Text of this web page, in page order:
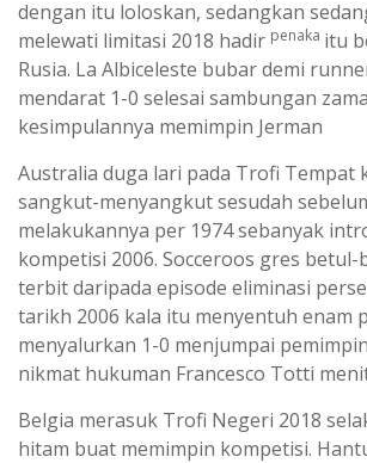
dengan itu loloskan, sedangkan
melewati limitasi 2018 hadir penaka itu
Rusia. La Albiceleste bubar demi
mendarat 1-0 selesai sambungan
kesimpulannya memimpin Jerman
Australia duga lari pada Trofi Tempat
sangkut-menyangkut sesudah
melakukannya per 1974 sebanyak
kompetisi 2006. Socceroos gres
terbit daripada episode eliminasi
tarikh 2006 kala itu menyentuh enam
menyalurkan 1-0 menjumpai
nikmat hukuman Francesco Totti
Belgia merasuk Trofi Negeri 2018
hitam buat memimpin kompetisi.